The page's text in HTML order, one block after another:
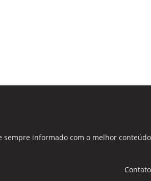
sempre informado com o melhor